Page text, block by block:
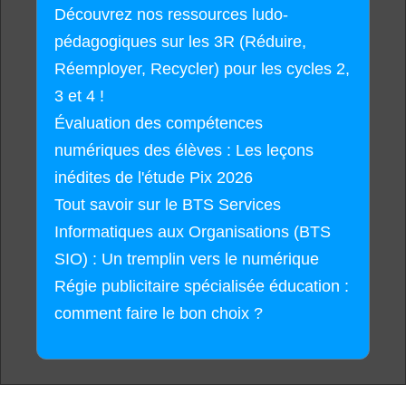
Découvrez nos ressources ludo-
pédagogiques sur les 3R (Réduire,
Réemployer, Recycler) pour les cycles 2,
3 et 4 !
Évaluation des compétences
numériques des élèves : Les leçons
inédites de l'étude Pix 2026
Tout savoir sur le BTS Services
Informatiques aux Organisations (BTS
SIO) : Un tremplin vers le numérique
Régie publicitaire spécialisée éducation :
comment faire le bon choix ?